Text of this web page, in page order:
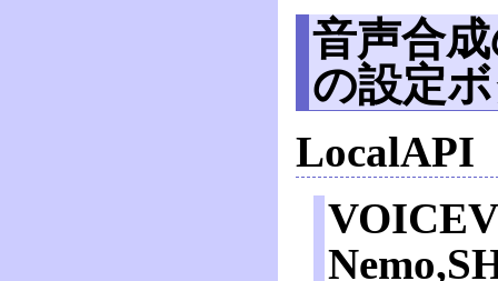
音声合
の設定
LocalAPI